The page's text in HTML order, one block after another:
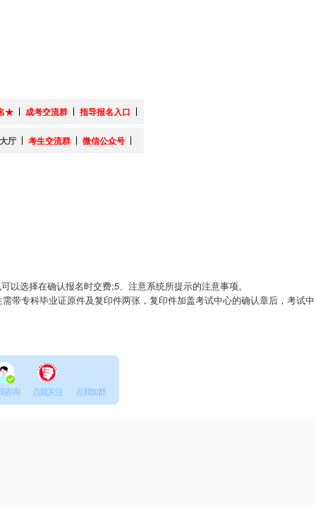
★ 成考交流群 指导报名入口
厅 考生交流群 微信公众号
选择在确认报名时交费;5、注意系统所提示的注意事项。
专科毕业证原件及复印件两张，复印件加盖考试中心的确认章后，考试中
咨询 点我关注 点我加群